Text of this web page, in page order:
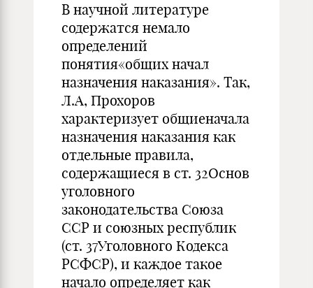
В научной литературе
содержатся немало
определений
понятия«общих начал
назначения наказания». Так,
Л.А, Прохоров
характеризует общиеначала
назначения наказания как
отдельные правила,
содержащиеся в ст. 32Основ
уголовного
законодательства Союза
ССР и союзных республик
(ст. 37Уголовного Кодекса
РСФСР), и каждое такое
начало определяет как